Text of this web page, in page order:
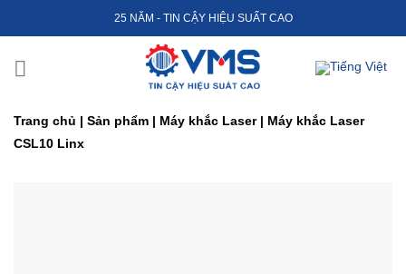
to
25 NĂM - TIN CẬY HIỆU SUẤT CAO
Trang chủ | Sản phẩm | Máy khắc Laser| Máy khắc Laser
CSL10 Linx